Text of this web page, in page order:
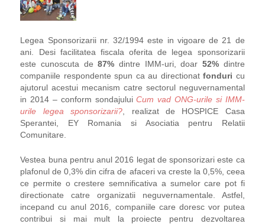
Legea Sponsorizarii nr. 32/1994 este in vigoare de 21 de
ani. Desi facilitatea fiscala oferita de legea sponsorizarii
este cunoscuta de87% dintre IMM-uri, doar 52%dintre
companiile respondente spun ca au directionatfonduri cu
ajutorul acestui mecanism catre sectorul neguvernamental
in 2014 – conform sondajuluiCum vad ONG-urile si IMM-
urile legea sponsorizarii? , realizat de HOSPICE Casa
Sperantei, EY Romania si Asociatia pentru Relatii
Comunitare.
Vestea buna pentru anul 2016 legat de sponsorizari este ca
plafonul de 0,3% din cifra de afaceri va creste la 0,5%, ceea
ce permite o crestere semnificativa a sumelor care pot fi
directionate catre organizatii neguvernamentale. Astfel,
incepand cu anul 2016, companiile care doresc vor putea
contribui si mai mult la proiecte pentru dezvoltarea